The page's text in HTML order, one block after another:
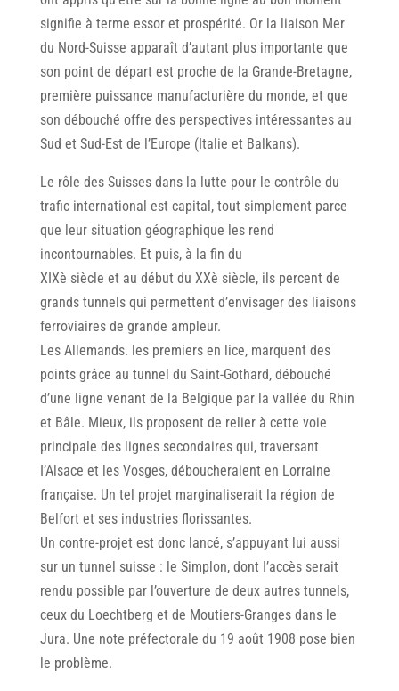
signifie à terme essor et prospérité. Or la liaison Mer
du Nord-Suisse apparaît d’autant plus importante que
son point de départ est proche de la Grande-Bretagne,
première puissance manufacturière du monde, et que
son débouché offre des perspectives intéressantes au
Sud et Sud-Est de l’Europe (Italie et Balkans).
Le rôle des Suisses dans la lutte pour le contrôle du
trafic international est capital, tout simplement parce
que leur situation géographique les rend
incontournables. Et puis, à la fin du
XIXè siècle et au début du XXè siècle, ils percent de
grands tunnels qui permettent d’envisager des liaisons
ferroviaires de grande ampleur.
Les Allemands. les premiers en lice, marquent des
points grâce au tunnel du Saint-Gothard, débouché
d’une ligne venant de la Belgique par la vallée du Rhin
et Bâle. Mieux, ils proposent de relier à cette voie
principale des lignes secondaires qui, traversant
I’Alsace et les Vosges, déboucheraient en Lorraine
française. Un tel projet marginaliserait la région de
Belfort et ses industries florissantes.
Un contre-projet est donc lancé, s’appuyant lui aussi
sur un tunnel suisse : le Simplon, dont I’accès serait
rendu possible par l’ouverture de deux autres tunnels,
ceux du Loechtberg et de Moutiers-Granges dans le
Jura. Une note préfectorale du 19 août 1908 pose bien
le problème.